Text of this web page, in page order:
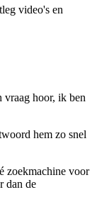
video's en
vraag hoor, ik ben
hem zo snel
zoekmachine voor
dan de